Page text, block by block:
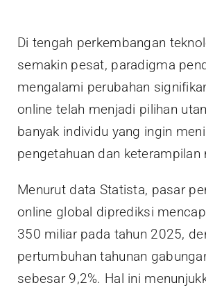
Di tengah perkembangan
semakin pesat, paradigma
mengalami perubahan
online telah menjadi pilihan
banyak individu yang ingin
pengetahuan dan keterampilan
Menurut data Statista, pasar
online global diprediksi
350 miliar pada tahun 2025,
pertumbuhan tahunan
sebesar 9,2%. Hal ini